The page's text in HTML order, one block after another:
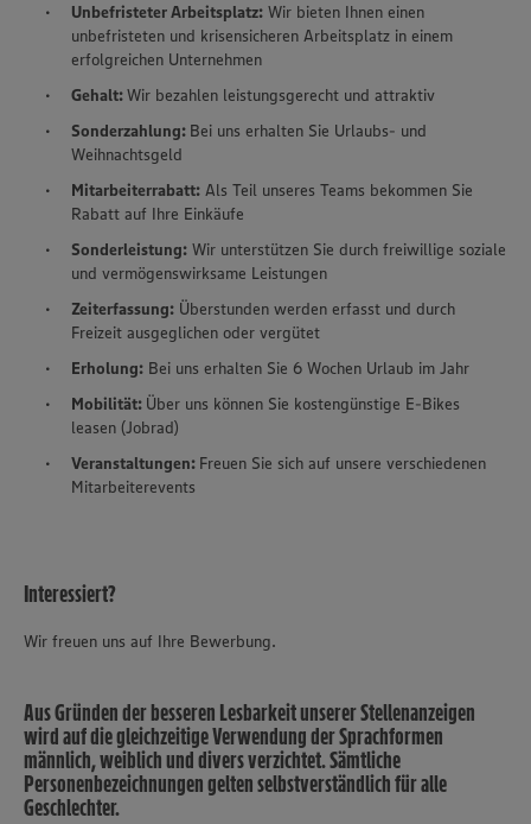
Unbefristeter Arbeitsplatz: Wir bieten Ihnen einen
unbefristeten und krisensicheren Arbeitsplatz in einem
erfolgreichen Unternehmen
Gehalt:Wir bezahlen leistungsgerecht und attraktiv
Sonderzahlung: Bei uns erhalten Sie Urlaubs- und
Weihnachtsgeld
Mitarbeiterrabatt: Als Teil unseres Teams bekommen Sie
Rabatt auf Ihre Einkäufe
Sonderleistung: Wir unterstützen Sie durch freiwillige soziale
und vermögenswirksame Leistungen
Zeiterfassung: Überstunden werden erfasst und durch
Freizeit ausgeglichen oder vergütet
Erholung: Bei uns erhalten Sie 6 Wochen Urlaub im Jahr
Mobilität: Über uns können Sie kostengünstige E-Bikes
leasen (Jobrad)
Veranstaltungen: Freuen Sie sich auf unsere verschiedenen
Mitarbeiterevents
Interessiert?
Wir freuen uns auf Ihre Bewerbung.
Aus Gründen der besseren Lesbarkeit unserer Stellenanzeigen
wird auf die gleichzeitige Verwendung der Sprachformen
männlich, weiblich und divers verzichtet. Sämtliche
Personenbezeichnungen gelten selbstverständlich für alle
Geschlechter.